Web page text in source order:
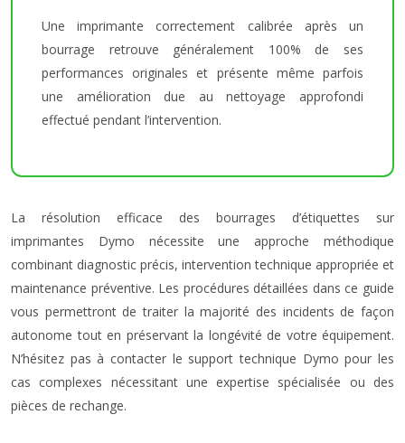
Une imprimante correctement calibrée après un
bourrage retrouve généralement 100% de ses
performances originales et présente même parfois
une amélioration due au nettoyage approfondi
effectué pendant l’intervention.
La résolution efficace des bourrages d’étiquettes sur
imprimantes Dymo nécessite une approche méthodique
combinant diagnostic précis, intervention technique appropriée et
maintenance préventive. Les procédures détaillées dans ce guide
vous permettront de traiter la majorité des incidents de façon
autonome tout en préservant la longévité de votre équipement.
N’hésitez pas à contacter le support technique Dymo pour les
cas complexes nécessitant une expertise spécialisée ou des
pièces de rechange.